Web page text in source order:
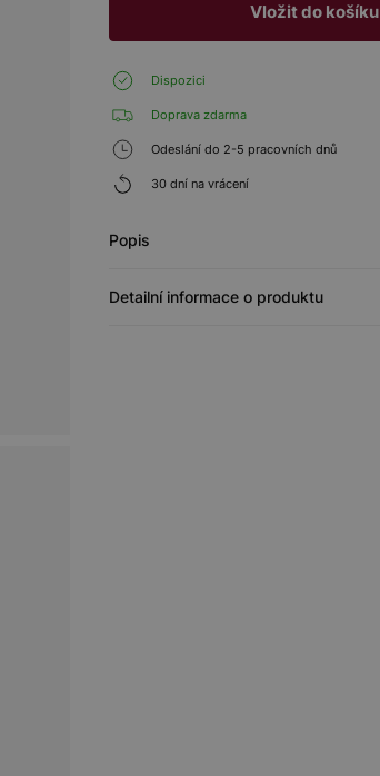
Vložit do košíku
Dispozici
Doprava zdarma
Odeslání do 2-5 pracovních dnů
30 dní na vrácení
Popis
Detailní informace o produktu